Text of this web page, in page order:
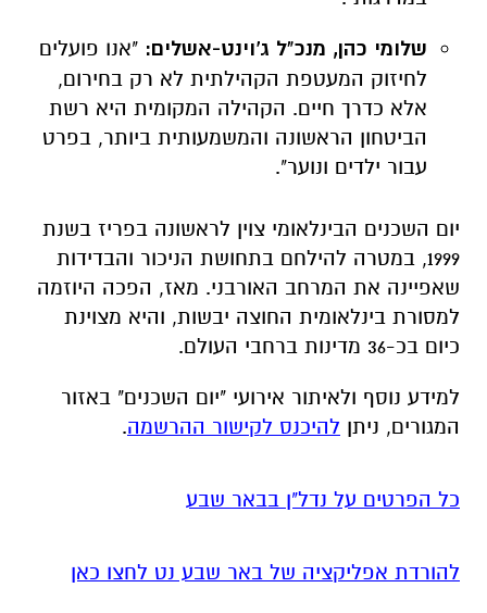
שלומי כהן, מנכ"ל ג'וינט-אשלים: "אנו פועלים
לחיזוק המעטפת הקהילתית לא רק בחירום,
אלא כדרך חיים. הקהילה המקומית היא רשת
הביטחון הראשונה והמשמעותית ביותר, בפרט
עבור ילדים ונוער".
יום השכנים הבינלאומי צוין לראשונה בפריז בשנת
1999, במטרה להילחם בתחושת הניכור והבדידות
שאפיינה את המרחב האורבני. מאז, הפכה היוזמה
למסורת בינלאומית החוצה יבשות, והיא מצוינת
כיום בכ-36 מדינות ברחבי העולם.
למידע נוסף ולאיתור אירועי "יום השכנים" באזור
המגורים, ניתן להיכנס לקישור ההרשמה.
כל הפרטים על נדל"ן בבאר שבע
להורדת אפליקציה של באר שבע נט לחצו כאן